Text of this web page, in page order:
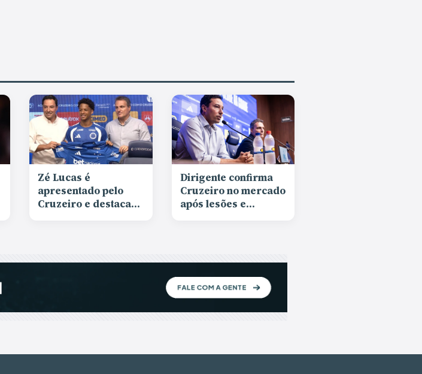
Zé Lucas é
apresentado pelo
Cruzeiro e destaca
Dirigente confirma
Cruzeiro no mercado
após lesões e